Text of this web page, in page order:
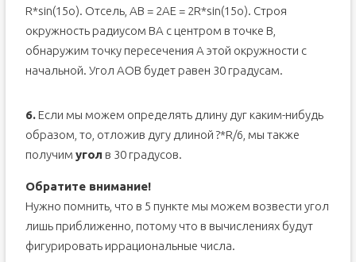
R*sin(15o). Отсель, AB = 2AE = 2R*sin(15o). Строя
окружность радиусом BA с центром в точке B,
обнаружим точку пересечения A этой окружности с
начальной. Угол AOB будет равен 30 градусам.
6.Если мы можем определять длину дуг каким-нибудь
образом, то, отложив дугу длиной ?*R/6, мы также
получим угол в 30 градусов.
Обратите внимание!
Нужно помнить, что в 5 пункте мы можем возвести угол
лишь приближенно, потому что в вычислениях будут
фигурировать иррациональные числа.